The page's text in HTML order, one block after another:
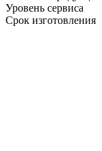
Уровень сервиса
Срок изготовления